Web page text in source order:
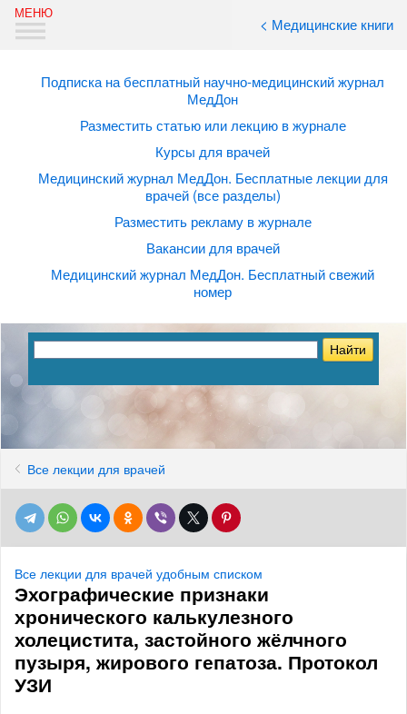
< Медицинские книги
Подписка на бесплатный научно-медицинский журнал
МедДон
Разместить статью или лекцию в журнале
Курсы для врачей
Медицинский журнал МедДон. Бесплатные лекции для
врачей (все разделы)
Разместить рекламу в журнале
Вакансии для врачей
Медицинский журнал МедДон. Бесплатный свежий
номер
Все лекции для врачей
Все лекции для врачей удобным списком
Эхографические признаки
хронического калькулезного
холецистита, застойного жёлчного
пузыря, жирового гепатоза. Протокол
УЗИ